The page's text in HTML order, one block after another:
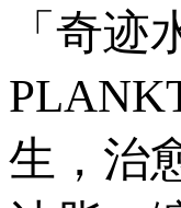
「奇
生，治